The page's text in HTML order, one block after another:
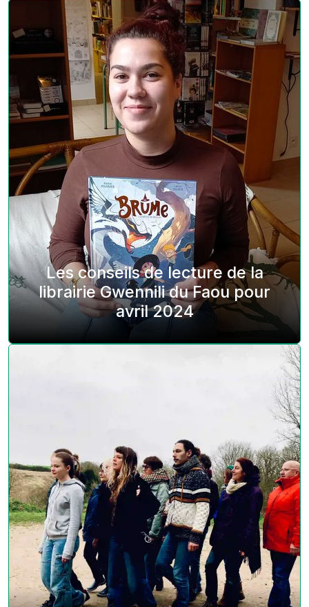
Les conseils de lecture de la
librairie Gwennili du Faou pour
avril 2024